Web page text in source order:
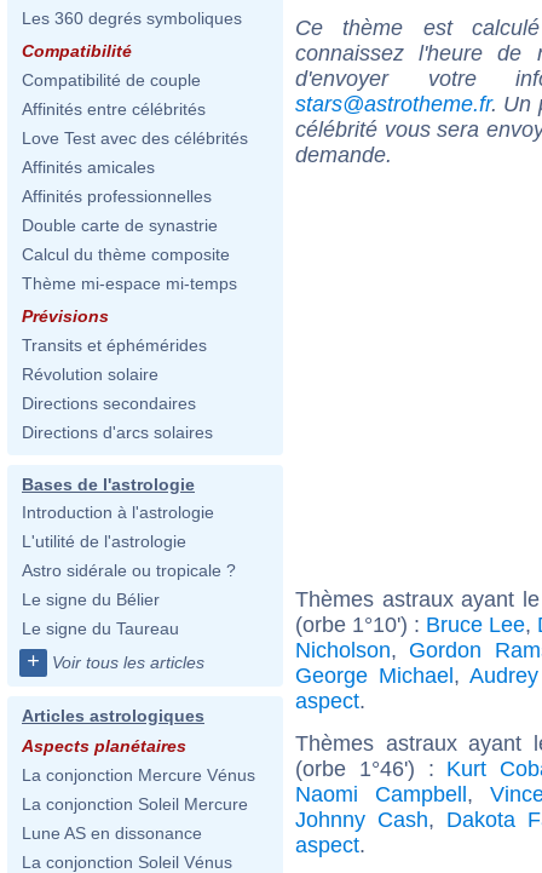
Les 360 degrés symboliques
Compatibilité
Compatibilité de couple
Affinités entre célébrités
Love Test avec des célébrités
Affinités amicales
Affinités professionnelles
Double carte de synastrie
Calcul du thème composite
Thème mi-espace mi-temps
Prévisions
Transits et éphémérides
Révolution solaire
Directions secondaires
Directions d'arcs solaires
Bases de l'astrologie
Introduction à l'astrologie
L'utilité de l'astrologie
Astro sidérale ou tropicale ?
Le signe du Bélier
Le signe du Taureau
+ Voir tous les articles
Articles astrologiques
Aspects planétaires
La conjonction Mercure Vénus
La conjonction Soleil Mercure
Lune AS en dissonance
La conjonction Soleil Vénus
Ce thème est
connaissez l'heure de
d'envoyer votre
stars@astrotheme.fr. Un
célébrité vous sera
demande.
Thèmes astraux ayant
(orbe 1°10') : Bruce Lee,
Nicholson, Gordon
George Michael,
aspect.
Thèmes astraux ayant
(orbe 1°46') : Kurt
Naomi Campbell,
Johnny Cash, Dakota
aspect.